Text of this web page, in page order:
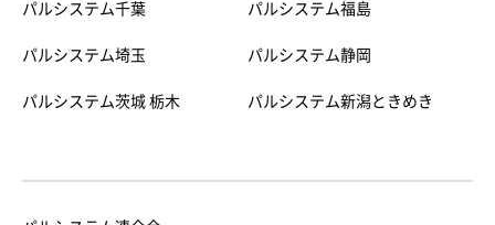
パルシステム千葉
パルシステム埼玉
パルシステム茨城 栃木
パルシステム福島
パルシステム静岡
パルシステム新潟ときめき